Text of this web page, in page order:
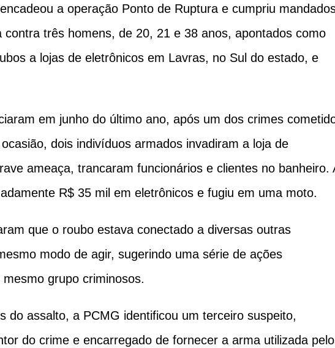
a operação Ponto de Ruptura e cumpriu
contra três homens, de 20, 21 e 38 anos, apontados como
a lojas de eletrônicos em Lavras, no Sul do estado, e
em junho do último ano, após um dos crimes
dois indivíduos armados invadiram a loja de
ameaça, trancaram funcionários e clientes no banheiro.
R$ 35 mil em eletrônicos e fugiu em uma moto.
que o roubo estava conectado a diversas outras
modo de agir, sugerindo uma série de ações
grupo criminosos.
do assalto, a PCMG identificou um terceiro suspeito,
do crime e encarregado de fornecer a arma utilizada